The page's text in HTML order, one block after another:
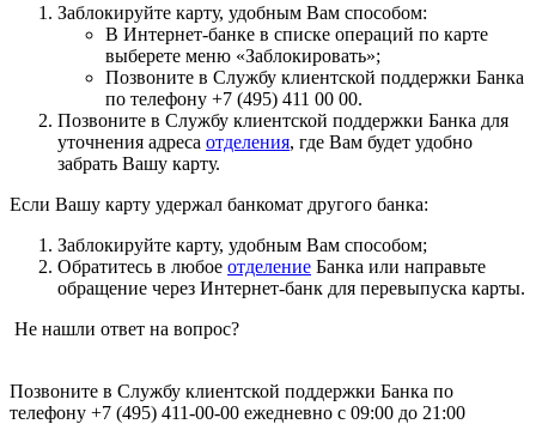
Заблокируйте карту, удобным Вам способом:
В Интернет-банке в списке операций по карте
выберете меню «Заблокировать»;
Позвоните в Службу клиентской поддержки Банка
по телефону +7 (495) 411 00 00.
Позвоните в Службу клиентской поддержки Банка для
уточнения адреса отделения, где Вам будет удобно
забрать Вашу карту.
Если Вашу карту удержал банкомат другого банка:
Заблокируйте карту, удобным Вам способом;
Обратитесь в любое отделение Банка или направьте
обращение через Интернет-банк для перевыпуска карты.
Не нашли ответ на вопрос?
Позвоните в Службу клиентской поддержки Банка по
телефону +7 (495) 411-00-00 ежедневно с 09:00 до 21:00